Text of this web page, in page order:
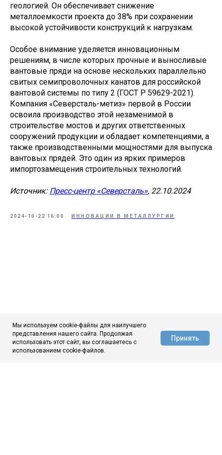
геологией. Он обеспечивает снижение
металлоемкости проекта до 38% при сохранении
высокой устойчивости конструкций к нагрузкам.
Особое внимание уделяется инновационным
решениям, в числе которых прочные и выносливые
вантовые пряди на основе нескольких параллельно
свитых семипроволочных канатов для российской
вантовой системы по типу 2 (ГОСТ Р 59629-2021).
Компания «Северсталь-метиз» первой в России
освоила производство этой незаменимой в
строительстве мостов и других ответственных
сооружений продукции и обладает компетенциями, а
также производственными мощностями для выпуска
вантовых прядей. Это один из ярких примеров
импортозамещения строительных технологий.
Источник: Пресс-центр «Северсталь», 22.10.2024
2024-10-22 16:00 ИННОВАЦИИ В МЕТАЛЛУРГИИ
АЦ ЦНИИчермет
Мы используем cookie-файлы для наилучшего
представления нашего сайта. Продолжая
использовать этот сайт, вы соглашаетесь с
использованием cookie-файлов.
Принять